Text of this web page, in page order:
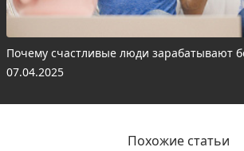
Почему счастливые люди зарабатывают
07.04.2025
Похожие статьи